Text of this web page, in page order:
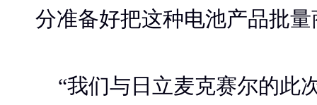
分准备好把这种电池产品批量
“我们与日立麦克赛尔的此